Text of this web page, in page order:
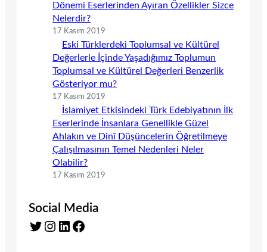
Dönemi Eserlerinden Ayıran Özellikler Sizce
Nelerdir?
17 Kasım 2019
Eski Türklerdeki Toplumsal ve Kültürel
Değerlerle İçinde Yaşadığımız Toplumun
Toplumsal ve Kültürel Değerleri Benzerlik
Gösteriyor mu?
17 Kasım 2019
İslamiyet Etkisindeki Türk Edebiyatının İlk
Eserlerinde İnsanlara Genellikle Güzel
Ahlakın ve Dinî Düşüncelerin Öğretilmeye
Çalışılmasının Temel Nedenleri Neler
Olabilir?
17 Kasım 2019
Social Media
Twitter Instagram LinkedIn Facebook